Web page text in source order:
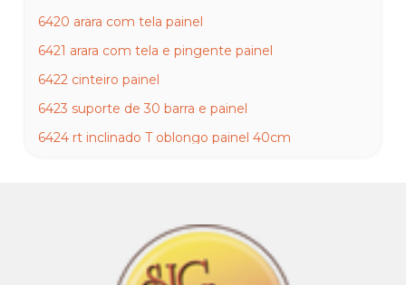
6420 arara com tela painel
6421 arara com tela e pingente painel
6422 cinteiro painel
6423 suporte de 30 barra e painel
6424 rt inclinado T oblongo painel 40cm
6427 rt inclinado painel branco
6428 rt inclinado painel preto